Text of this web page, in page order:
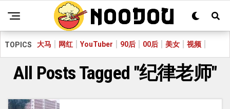
TOPICS 大马 网红 YouTuber 90后 00后 美女 视频
All Posts Tagged "纪律老师"